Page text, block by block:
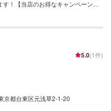
！【当店のお得なキャンペーン】
22:00となっております。ハイブリ
ざいます。
5.0(1件)
京都台東区元浅草2-1-20